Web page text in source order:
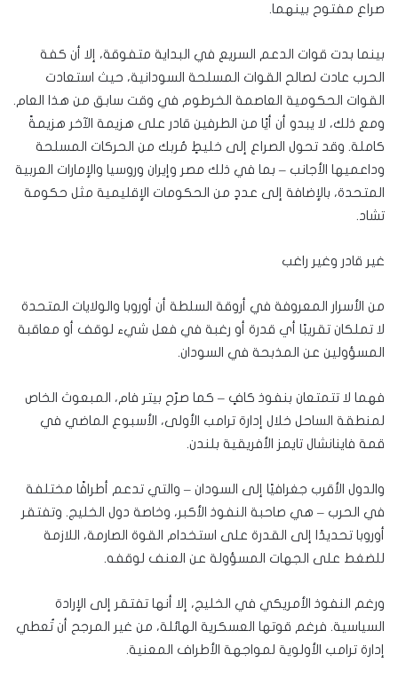
صراع مفتوح بينهما.
بينما بدت قوات الدعم السريع في البداية متفوقة، إلا أن كفة
الحرب عادت لصالح القوات المسلحة السودانية، حيث استعادت
القوات الحكومية العاصمة الخرطوم في وقت سابق من هذا العام.
ومع ذلك، لا يبدو أن أيًا من الطرفين قادر على هزيمة الآخر هزيمةً
كاملة. وقد تحول الصراع إلى خليطٍ مُربك من الحركات المسلحة
وداعميها الأجانب – بما في ذلك مصر وإيران وروسيا والإمارات العربية
المتحدة، بالإضافة إلى عددٍ من الحكومات الإقليمية مثل حكومة
تشاد.
غير قادر وغير راغب
من الأسرار المعروفة في أروقة السلطة أن أوروبا والولايات المتحدة
لا تملكان تقريبًا أي قدرة أو رغبة في فعل شيء لوقف أو معاقبة
المسؤولين عن المذبحة في السودان.
فهما لا تتمتعان بنفوذ كافٍ – كما صرّح بيتر فام، المبعوث الخاص
لمنطقة الساحل خلال إدارة ترامب الأولى، الأسبوع الماضي في
قمة فاينانشال تايمز الأفريقية بلندن.
والدول الأقرب جغرافيًا إلى السودان – والتي تدعم أطرافًا مختلفة
في الحرب – هي صاحبة النفوذ الأكبر، وخاصة دول الخليج. وتفتقر
أوروبا تحديدًا إلى القدرة على استخدام القوة الصارمة، اللازمة
للضغط على الجهات المسؤولة عن العنف لوقفه.
ورغم النفوذ الأمريكي في الخليج، إلا أنها تفتقر إلى الإرادة
السياسية. فرغم قوتها العسكرية الهائلة، من غير المرجح أن تُعطي
إدارة ترامب الأولوية لمواجهة الأطراف المعنية.